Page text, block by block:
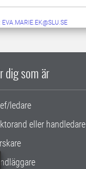
EVA.MARIE.EK@SLU.SE
dig som är
ledare
eller handledare